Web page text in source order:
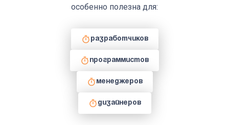
особенно полезна для:
Разработчиков
Программистов
Менеджеров
Дизайнеров